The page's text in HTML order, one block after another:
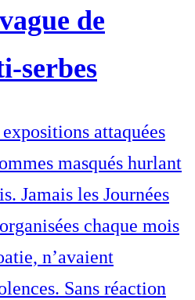
de
serbes
attaquées
masqués hurlant
Jamais les Journées
chaque mois
n’avaient
Sans réaction